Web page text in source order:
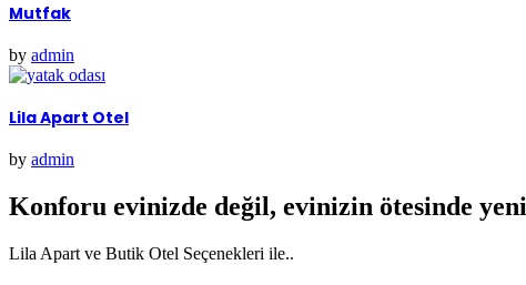
Mutfak
by admin
Lila Apart Otel
by admin
Konforu evinizde değil, evinizin ötesinde
Lila Apart ve Butik Otel Seçenekleri ile..